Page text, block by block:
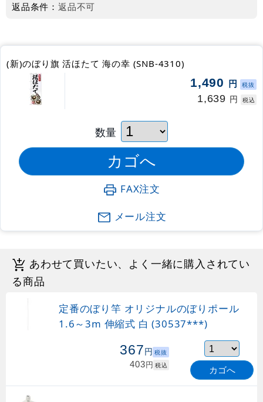
返品条件： 返品不可
(新)のぼり旗 活ほたて 海の幸 (SNB-4310)
1,490 円 税抜
1,639 円 税込
数量
FAX注文
メール注文
あわせて買いたい、よく一緒に購入されてい
る商品
定番のぼり竿 オリジナルのぼりポール
1.6～3m 伸縮式 白 (30537***)
367円 税抜
403円 税込 カゴへ